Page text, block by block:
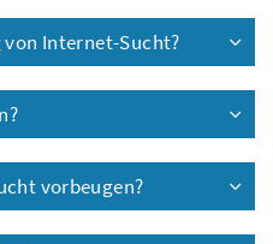
Internet-Sucht?
vorbeugen?